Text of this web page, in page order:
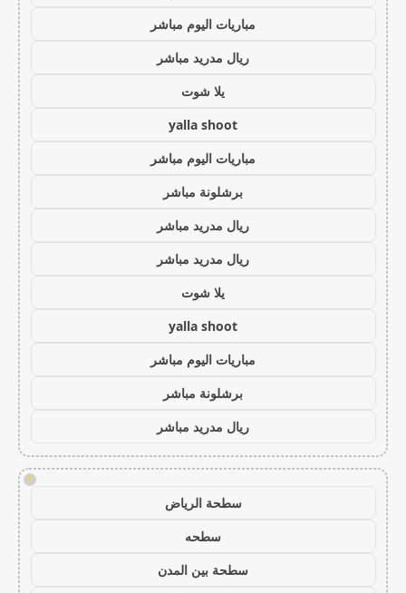
مباريات اليوم مباشر
ريال مدريد مباشر
يلا شوت
yalla shoot
مباريات اليوم مباشر
برشلونة مباشر
ريال مدريد مباشر
ريال مدريد مباشر
يلا شوت
yalla shoot
مباريات اليوم مباشر
برشلونة مباشر
ريال مدريد مباشر
!
سطحة الرياض
سطحه
سطحة بين المدن